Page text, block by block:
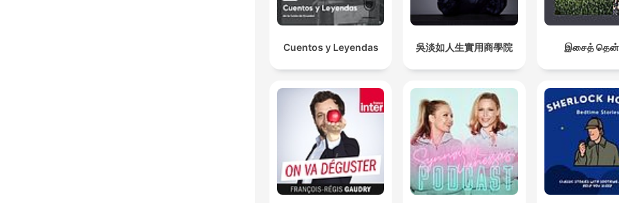
Cuentos y Leyendas 吳淡如人生實用商學院 இசைத்